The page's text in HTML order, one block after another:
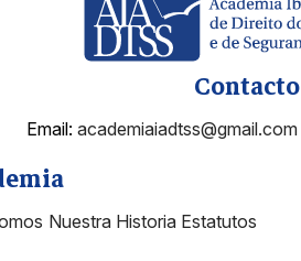
Contacto
Email: academiaiadtss@gmail.com
Nuestra Historia Estatutos